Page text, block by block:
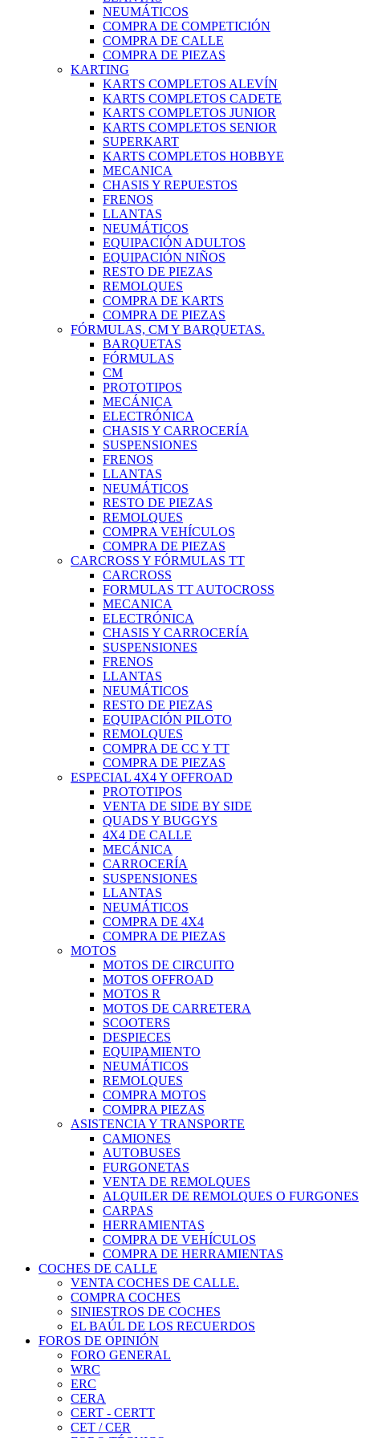
NEUMÁTICOS
COMPRA DE COMPETICIÓN
COMPRA DE CALLE
COMPRA DE PIEZAS
KARTING
KARTS COMPLETOS ALEVÍN
KARTS COMPLETOS CADETE
KARTS COMPLETOS JUNIOR
KARTS COMPLETOS SENIOR
SUPERKART
KARTS COMPLETOS HOBBYE
MECANICA
CHASIS Y REPUESTOS
FRENOS
LLANTAS
NEUMÁTICOS
EQUIPACIÓN ADULTOS
EQUIPACIÓN NIÑOS
RESTO DE PIEZAS
REMOLQUES
COMPRA DE KARTS
COMPRA DE PIEZAS
FÓRMULAS, CM Y BARQUETAS.
BARQUETAS
FÓRMULAS
CM
PROTOTIPOS
MECÁNICA
ELECTRÓNICA
CHASIS Y CARROCERÍA
SUSPENSIONES
FRENOS
LLANTAS
NEUMÁTICOS
RESTO DE PIEZAS
REMOLQUES
COMPRA VEHÍCULOS
COMPRA DE PIEZAS
CARCROSS Y FÓRMULAS TT
CARCROSS
FORMULAS TT AUTOCROSS
MECANICA
ELECTRÓNICA
CHASIS Y CARROCERÍA
SUSPENSIONES
FRENOS
LLANTAS
NEUMÁTICOS
RESTO DE PIEZAS
EQUIPACIÓN PILOTO
REMOLQUES
COMPRA DE CC Y TT
COMPRA DE PIEZAS
ESPECIAL 4X4 Y OFFROAD
PROTOTIPOS
VENTA DE SIDE BY SIDE
QUADS Y BUGGYS
4X4 DE CALLE
MECÁNICA
CARROCERÍA
SUSPENSIONES
LLANTAS
NEUMÁTICOS
COMPRA DE 4X4
COMPRA DE PIEZAS
MOTOS
MOTOS DE CIRCUITO
MOTOS OFFROAD
MOTOS R
MOTOS DE CARRETERA
SCOOTERS
DESPIECES
EQUIPAMIENTO
NEUMÁTICOS
REMOLQUES
COMPRA MOTOS
COMPRA PIEZAS
ASISTENCIA Y TRANSPORTE
CAMIONES
AUTOBUSES
FURGONETAS
VENTA DE REMOLQUES
ALQUILER DE REMOLQUES O FURGONES
CARPAS
HERRAMIENTAS
COMPRA DE VEHÍCULOS
COMPRA DE HERRAMIENTAS
COCHES DE CALLE
VENTA COCHES DE CALLE.
COMPRA COCHES
SINIESTROS DE COCHES
EL BAÚL DE LOS RECUERDOS
FOROS DE OPINIÓN
FORO GENERAL
WRC
ERC
CERA
CERT - CERTT
CET / CER